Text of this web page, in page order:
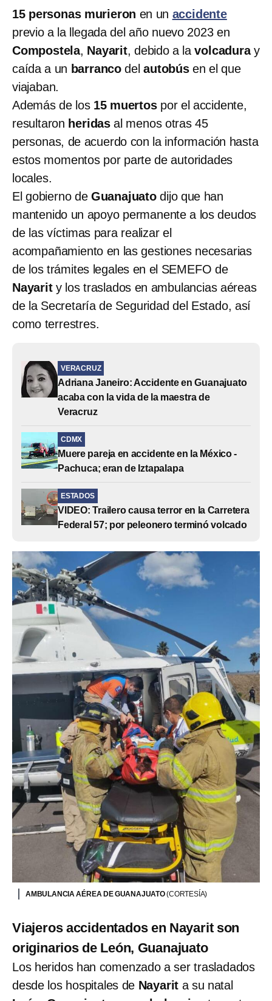
15 personas murieron en un accidente
previo a la llegada del año nuevo 2023 en
Compostela, Nayarit, debido a lavolcaduray
caída a un barranco delautobúsen el que
viajaban.
Además de los15 muertospor el accidente,
resultaron heridasal menos otras 45
personas, de acuerdo con la información hasta
estos momentos por parte de autoridades
locales.
El gobierno de Guanajuatodijo que han
mantenido un apoyo permanente a los deudos
de las víctimas para realizar el
acompañamiento en las gestiones necesarias
de los trámites legales en el SEMEFO de
Nayarity los traslados en ambulancias aéreas
de la Secretaría de Seguridad del Estado, así
como terrestres.
VERACRUZ
Adriana Janeiro: Accidente en Guanajuato
acaba con la vida de la maestra de
Veracruz
CDMX
Muere pareja en accidente en la México -
Pachuca; eran de Iztapalapa
ESTADOS
VIDEO: Trailero causa terror en la Carretera
Federal 57; por peleonero terminó volcado
AMBULANCIA AÉREA DE GUANAJUATO(CORTESÍA)
Viajeros accidentados en Nayarit son
originarios de León, Guanajuato
Los heridos han comenzado a ser trasladados
desde los hospitales de Nayarit a su natal